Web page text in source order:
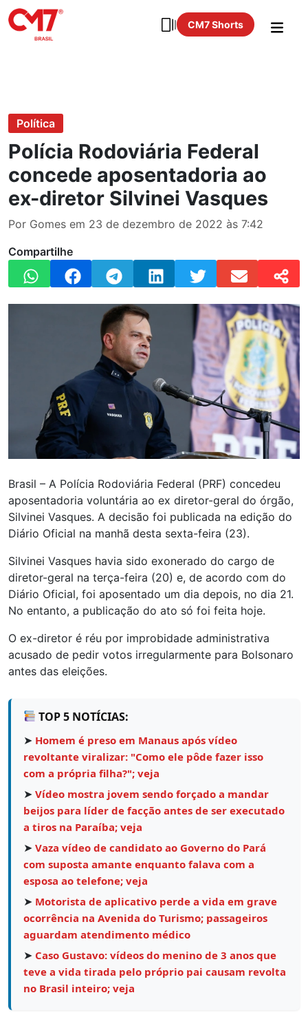
CM7 Shorts
Política
Polícia Rodoviária Federal
concede aposentadoria ao
ex-diretor Silvinei Vasques
Por Gomes em 23 de dezembro de 2022 às 7:42
Compartilhe
Brasil – A Polícia Rodoviária Federal (PRF) concedeu
aposentadoria voluntária ao ex diretor-geral do órgão,
Silvinei Vasques. A decisão foi publicada na edição do
Diário Oficial na manhã desta sexta-feira (23).
Silvinei Vasques havia sido exonerado do cargo de
diretor-geral na terça-feira (20) e, de acordo com do
Diário Oficial, foi aposentado um dia depois, no dia 21.
No entanto, a publicação do ato só foi feita hoje.
O ex-diretor é réu por improbidade administrativa
acusado de pedir votos irregularmente para Bolsonaro
antes das eleições.
TOP 5 NOTÍCIAS:
➤ Homem é preso em Manaus após vídeo
revoltante viralizar: "Como ele pôde fazer isso
com a própria filha?"; veja
➤ Vídeo mostra jovem sendo forçado a mandar
beijos para líder de facção antes de ser executado
a tiros na Paraíba; veja
➤ Vaza vídeo de candidato ao Governo do Pará
com suposta amante enquanto falava com a
esposa ao telefone; veja
➤ Motorista de aplicativo perde a vida em grave
ocorrência na Avenida do Turismo; passageiros
aguardam atendimento médico
➤ Caso Gustavo: vídeos do menino de 3 anos que
teve a vida tirada pelo próprio pai causam revolta
no Brasil inteiro; veja